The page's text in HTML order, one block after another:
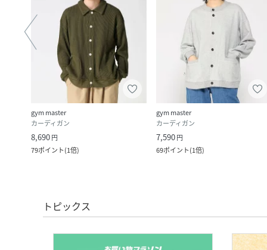
gym master
カーディガン
8,690円
79ポイント(1倍)
gym master
カーディガン
7,590円
69ポイント(1倍)
トピックス